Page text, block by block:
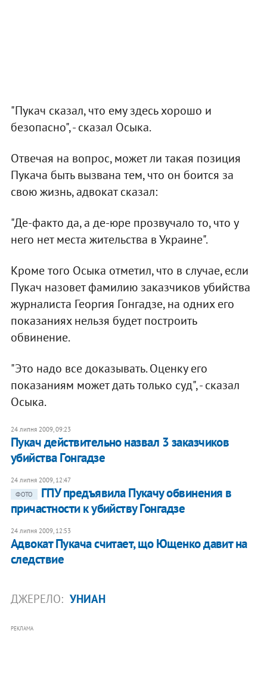
"Пукач сказал, что ему здесь хорошо и
безопасно", - сказал Осыка.
Отвечая на вопрос, может ли такая позиция
Пукача быть вызвана тем, что он боится за
свою жизнь, адвокат сказал:
"Де-факто да, а де-юре прозвучало то, что у
него нет места жительства в Украине".
Кроме того Осыка отметил, что в случае, если
Пукач назовет фамилию заказчиков убийства
журналиста Георгия Гонгадзе, на одних его
показаниях нельзя будет построить
обвинение.
"Это надо все доказывать. Оценку его
показаниям может дать только суд", - сказал
Осыка.
24 липня 2009, 09:23
Пукач действительно назвал 3 заказчиков
убийства Гонгадзе
24 липня 2009, 12:47
ФОТО
ГПУ предъявила Пукачу обвинения в
причастности к убийству Гонгадзе
24 липня 2009, 12:53
Адвокат Пукача считает, що Ющенко давит на
следствие
ДЖЕРЕЛО: УНИАН
РЕКЛАМА